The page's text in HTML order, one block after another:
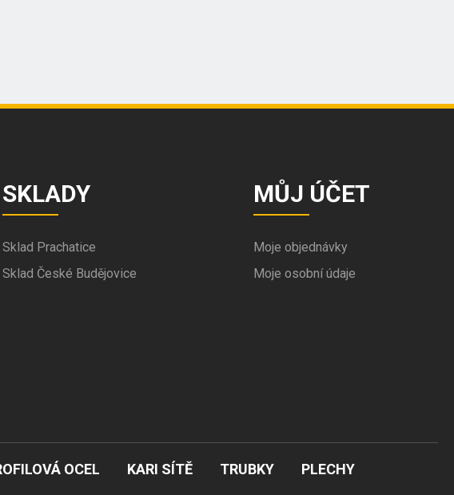
SKLADY
Sklad Prachatice
Sklad České Budějovice
MŮJ ÚČET
Moje objednávky
Moje osobní údaje
OCEL KARI SÍTĚ TRUBKY
PLECHY